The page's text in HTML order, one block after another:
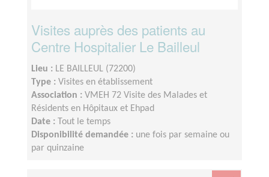
Visites auprès des patients au
Centre Hospitalier Le Bailleul
Lieu : LE BAILLEUL (72200)
Type : Visites en établissement
Association : VMEH 72 Visite des Malades et
Résidents en Hôpitaux et Ehpad
Date :
Tout le temps
Disponibilité demandée : une fois par semaine ou
par quinzaine